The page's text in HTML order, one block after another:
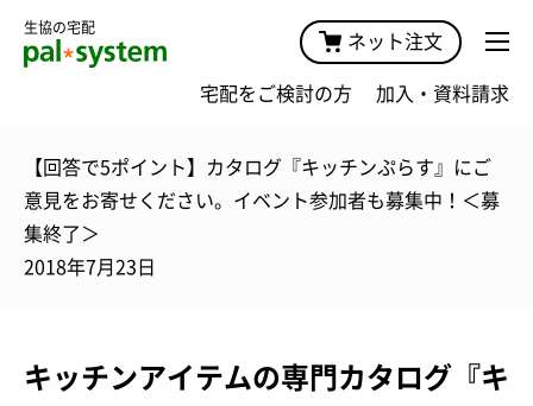
生協の宅配
ネット注文
宅配をご検討の方 加入・資料請求
【回答で5ポイント】カタログ『キッチンぷらす』にご
意見をお寄せください。イベント参加者も募集中！＜募
集終了＞
2018年7月23日
キッチンアイテムの専門カタログ『キ